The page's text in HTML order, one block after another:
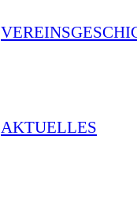
AKTUELLES